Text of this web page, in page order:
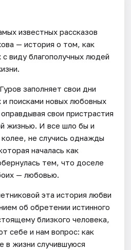
известных рассказов
— история о том, как
виду благополучных людей
заполняет свои дни
поисками новых любовных
свои пристрастия
жизнью. И все шло бы и
не случись однажды
началась как
тем, что доселе
— любовью.
эта история любви
об обретении истинного
близкого человека,
себе и нам вопрос: как
в жизни случившуюся